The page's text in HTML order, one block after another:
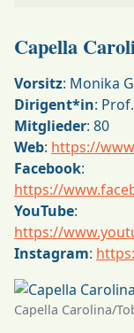
Capella
Vorsitz: Monika
Dirigent*in:
Mitglieder: 80
Web: https://
Facebook:
https://
YouTube:
https://
Instagram:
Capella Carolina/